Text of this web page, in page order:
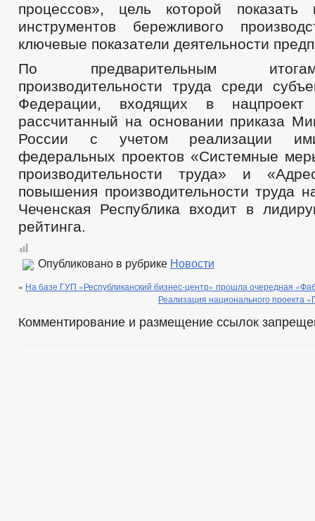
процессов», цель которой показать
инструментов бережливого
ключевые показатели деятельности
По предварительным
производительности труда среди
Федерации, входящих в
рассчитанный на основании приказа
России с учетом реализации
федеральных проектов «Системные
производительности труда» и
повышения производительности труда
Чеченская Республика входит в
рейтинга.
Опубликовано в рубрике Новости
« На базе ГУП «Республиканский бизнес-центр» прошла очередная
Реализация национального проекта
Комментирование и размещение ссылок